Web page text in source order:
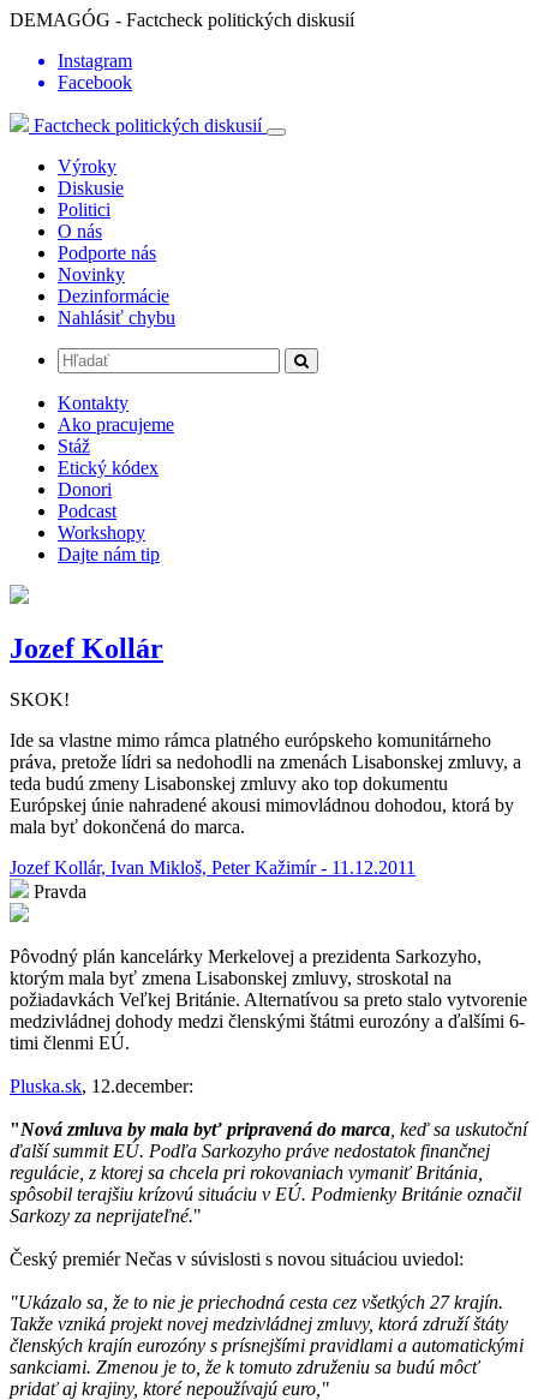
DEMAGÓG - Factcheck politických diskusií
Instagram
Facebook
Factcheck politických diskusií
Výroky
Diskusie
Politici
O nás
Podporte nás
Novinky
Dezinformácie
Nahlásiť chybu
Kontakty
Ako pracujeme
Stáž
Etický kódex
Donori
Podcast
Workshopy
Dajte nám tip
Jozef Kollár
SKOK!
Ide sa vlastne mimo rámca platného európskeho komunitárneho
práva, pretože lídri sa nedohodli na zmenách Lisabonskej zmluvy, a
teda budú zmeny Lisabonskej zmluvy ako top dokumentu
Európskej únie nahradené akousi mimovládnou dohodou, ktorá by
mala byť dokončená do marca.
Jozef Kollár, Ivan Mikloš, Peter Kažimír - 11.12.2011
Pravda
Pôvodný plán kancelárky Merkelovej a prezidenta Sarkozyho,
ktorým mala byť zmena Lisabonskej zmluvy, stroskotal na
požiadavkách Veľkej Británie. Alternatívou sa preto stalo vytvorenie
medzivládnej dohody medzi členskými štátmi eurozóny a ďalšími 6-
timi členmi EÚ.
Pluska.sk, 12.december:
"Nová zmluva by mala byť pripravená do marca , keď sa uskutoční
ďalší summit EÚ. Podľa Sarkozyho práve nedostatok finančnej
regulácie, z ktorej sa chcela pri rokovaniach vymaniť Británia,
spôsobil terajšiu krízovú situáciu v EÚ. Podmienky Británie označil
Sarkozy za neprijateľné."
Český premiér Nečas v súvislosti s novou situáciou uviedol:
"Ukázalo sa, že to nie je priechodná cesta cez všetkých 27 krajín.
Takže vzniká projekt novej medzivládnej zmluvy, ktorá združí štáty
členských krajín eurozóny s prísnejšími pravidlami a automatickými
sankciami. Zmenou je to, že k tomuto združeniu sa budú môcť
pridať aj krajiny, ktoré nepoužívajú euro,"